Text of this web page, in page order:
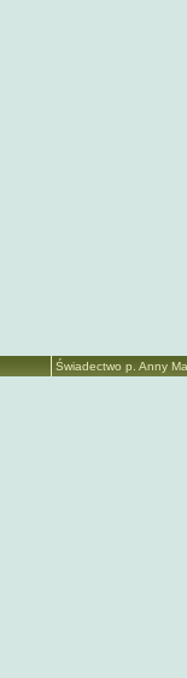
Świadectwo p. Anny